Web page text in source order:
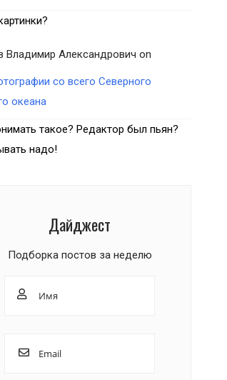
Владимир Александрович on
со всего Северного
океана
такое? Редактор был пьян?
надо!
Дайджест
Подборка постов за неделю